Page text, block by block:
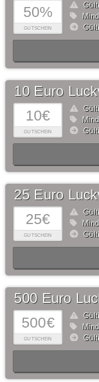
50%
GUTSCHEIN
10€
GUTSCHEIN
10 Euro
25€
GUTSCHEIN
25 Euro
500€
GUTSCHEIN
500 Euro